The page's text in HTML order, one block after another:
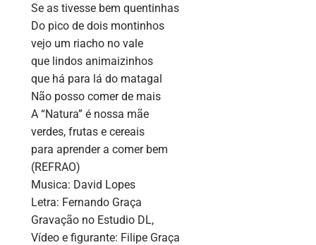
Se as tivesse bem quentinhas
Do pico de dois montinhos
vejo um riacho no vale
que lindos animaizinhos
que há para lá do matagal
Não posso comer de mais
A “Natura” é nossa mãe
verdes, frutas e cereais
para aprender a comer bem
(REFRAO)
Musica: David Lopes
Letra: Fernando Graça
Gravação no Estudio DL,
Vídeo e figurante: Filipe Graça